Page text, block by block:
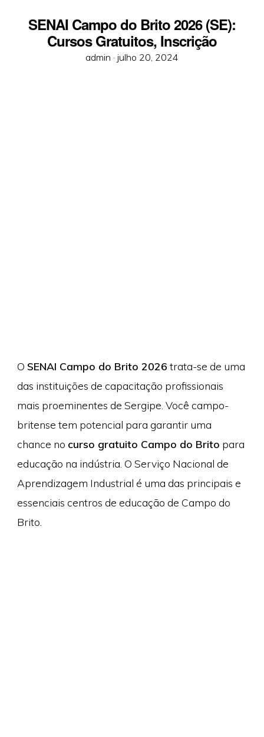
SENAI Campo do Brito 2026 (SE):
Cursos Gratuitos, Inscrição
admin · Posted
julho 20, 2024
O SENAI Campo do Brito 2026 trata-se de uma
das instituições de capacitação profissionais
mais proeminentes de Sergipe. Você campo-
britense tem potencial para garantir uma
chance no curso gratuito Campo do Brito para
educação na indústria. O Serviço Nacional de
Aprendizagem Industrial é uma das principais e
essenciais centros de educação de Campo do
Brito.